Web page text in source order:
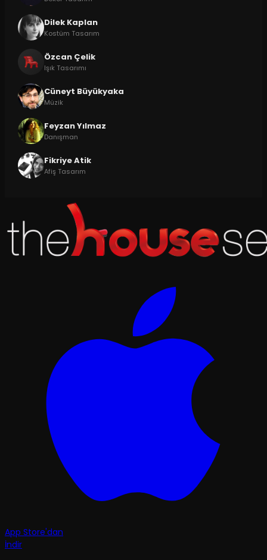
Dilek Kaplan
Kostüm Tasarım
Özcan Çelik
Işık Tasarımı
Cüneyt Büyükyaka
Müzik
Feyzan Yılmaz
Danışman
Fikriye Atik
Afiş Tasarım
App Store'dan
İndir